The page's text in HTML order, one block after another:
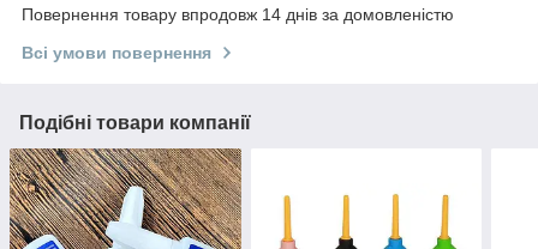
Повернення товару впродовж 14 днів за домовленістю
Всі умови повернення
Подібні товари компанії